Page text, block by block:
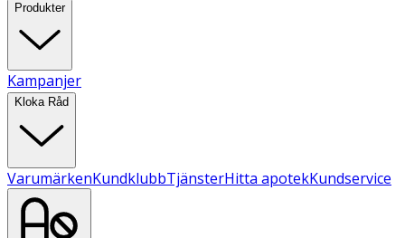
Produkter
Kampanjer
Kloka Råd
VarumärkenKundklubbTjänsterHitta apotekKundservice